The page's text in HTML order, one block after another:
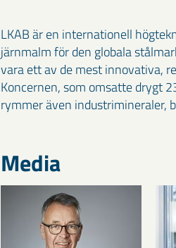
LKAB är en internationell
järnmalm för den globala
vara ett av de mest innovativa,
Koncernen, som omsatte drygt
rymmer även industrimineraler,
Media